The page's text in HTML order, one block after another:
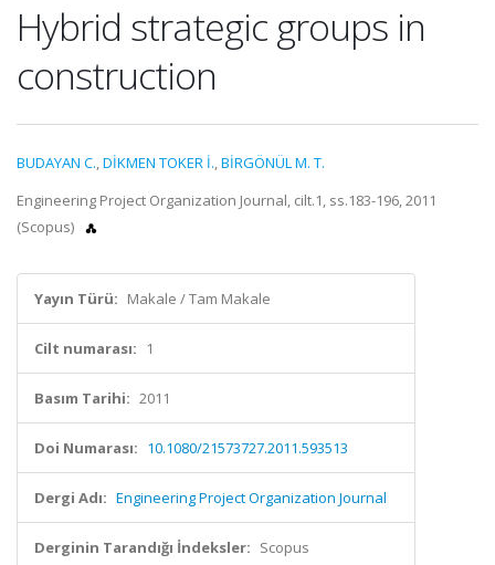
Hybrid strategic groups in
construction
BUDAYAN C.,DİKMEN TOKER İ.,BİRGÖNÜL M. T.
Engineering Project Organization Journal, cilt.1, ss.183-196, 2011
(Scopus)
Yayın Türü: Makale / Tam Makale
Cilt numarası: 1
Basım Tarihi: 2011
Doi Numarası: 10.1080/21573727.2011.593513
Dergi Adı: Engineering Project Organization Journal
Derginin Tarandığı İndeksler: Scopus